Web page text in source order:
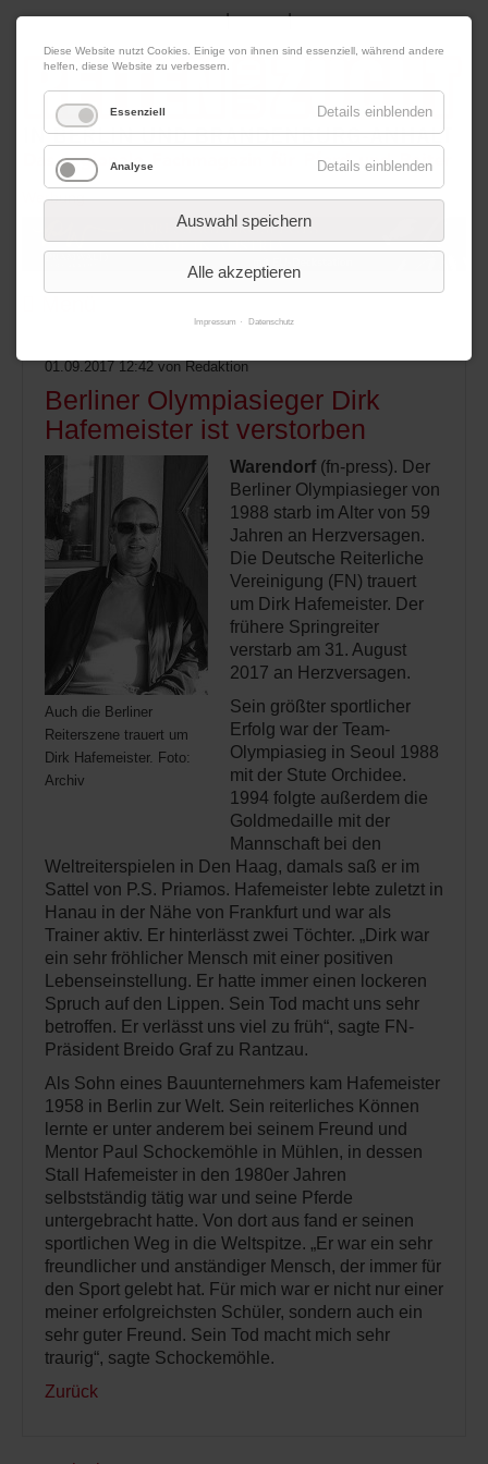
08. August 2026 Impressum|Kontakt|Datenschutz
Werbung
01.09.2017 12:42 von Redaktion
Berliner Olympiasieger Dirk
Hafemeister ist verstorben
Auch die Berliner
Reiterszene trauert um
Dirk Hafemeister. Foto:
Archiv
Warendorf (fn-press). Der
Berliner Olympiasieger von
1988 starb im Alter von 59
Jahren an Herzversagen.
Die Deutsche Reiterliche
Vereinigung (FN) trauert
um Dirk Hafemeister. Der
frühere Springreiter
verstarb am 31. August
2017 an Herzversagen.
Sein größter sportlicher
Erfolg war der Team-
Olympiasieg in Seoul 1988
mit der Stute Orchidee.
1994 folgte außerdem die
Goldmedaille mit der
Mannschaft bei den
Weltreiterspielen in Den Haag, damals saß er im
Sattel von P.S. Priamos. Hafemeister lebte zuletzt in
Hanau in der Nähe von Frankfurt und war als
Trainer aktiv. Er hinterlässt zwei Töchter. „Dirk war
ein sehr fröhlicher Mensch mit einer positiven
Lebenseinstellung. Er hatte immer einen lockeren
Spruch auf den Lippen. Sein Tod macht uns sehr
betroffen. Er verlässt uns viel zu früh“, sagte FN-
Präsident Breido Graf zu Rantzau.
Als Sohn eines Bauunternehmers kam Hafemeister
1958 in Berlin zur Welt. Sein reiterliches Können
lernte er unter anderem bei seinem Freund und
Mentor Paul Schockemöhle in Mühlen, in dessen
Stall Hafemeister in den 1980er Jahren
selbstständig tätig war und seine Pferde
untergebracht hatte. Von dort aus fand er seinen
sportlichen Weg in die Weltspitze. „Er war ein sehr
freundlicher und anständiger Mensch, der immer für
den Sport gelebt hat. Für mich war er nicht nur einer
meiner erfolgreichsten Schüler, sondern auch ein
sehr guter Freund. Sein Tod macht mich sehr
traurig“, sagte Schockemöhle.
Zurück
Diese Website nutzt Cookies. Einige von ihnen sind essenziell, während andere
helfen, diese Website zu verbessern.
Essenziell Details einblenden
Analyse Details einblenden
Auswahl speichern
Alle akzeptieren
Impressum Datenschutz